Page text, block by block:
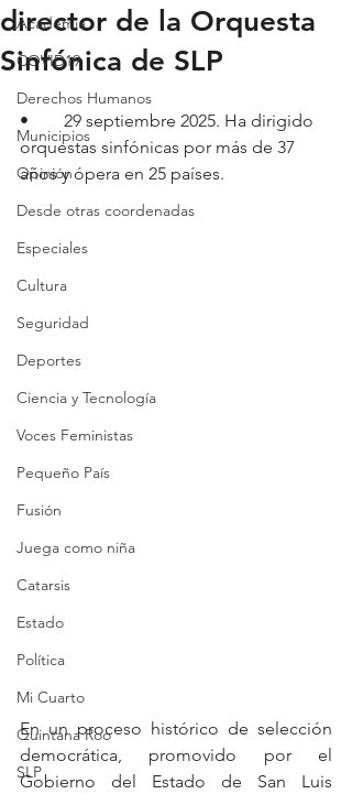
Academia
COVID19
Derechos Humanos
Municipios
Opinión
Desde otras coordenadas
Especiales
Cultura
Seguridad
Deportes
Ciencia y Tecnología
Voces Feministas
Pequeño País
Fusión
Juega como niña
Catarsis
Estado
Política
Mi Cuarto
Quintana Roo
SLP
director de la Orquesta
Sinfónica de SLP
•	29 septiembre 2025. Ha dirigido
orquestas sinfónicas por más de 37
años y ópera en 25 países.
En un proceso histórico de selección
democrática, promovido por el
Gobierno del Estado de San Luis